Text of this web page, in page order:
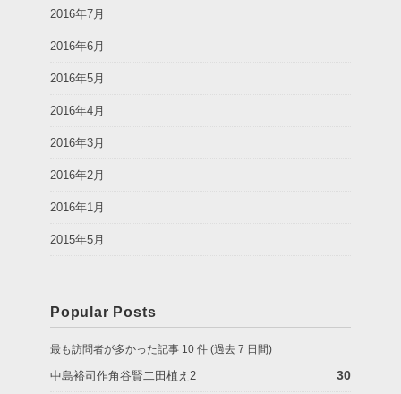
2016年7月
2016年6月
2016年5月
2016年4月
2016年3月
2016年2月
2016年1月
2015年5月
Popular Posts
最も訪問者が多かった記事 10 件 (過去 7 日間)
中島裕司作角谷賢二田植え2 30